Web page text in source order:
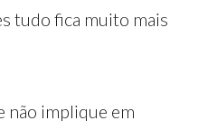
tudo fica muito mais
não implique em